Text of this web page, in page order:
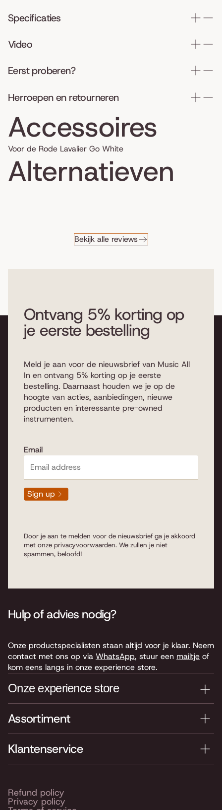
Specificaties
Video
Eerst proberen?
Herroepen en retourneren
Accessoires
Voor de Rode Lavalier Go White
Alternatieven
Bekijk alle reviews
Ontvang 5% korting op
je eerste bestelling
Meld je aan voor de nieuwsbrief van Music All
In en ontvang 5% korting op je eerste
bestelling. Daarnaast houden we je op de
hoogte van acties, aanbiedingen, nieuwe
producten en interessante pre-owned
instrumenten.
Email
Sign up
Door je aan te melden voor de nieuwsbrief ga je akkoord
met onze privacyvoorwaarden. We zullen je niet
spammen, beloofd!
Assortiment
Klantenservice
Hulp of advies nodig?
Onze productspecialisten staan altijd voor je klaar. Neem
contact met ons op via WhatsApp, stuur een mailtje of
kom eens langs in onze experience store.
Onze experience store
Je nieuwe instrument testen? Kom langs in onze winkel
Routebeschrijving
Openingstijden
Refund policy
Privacy policy